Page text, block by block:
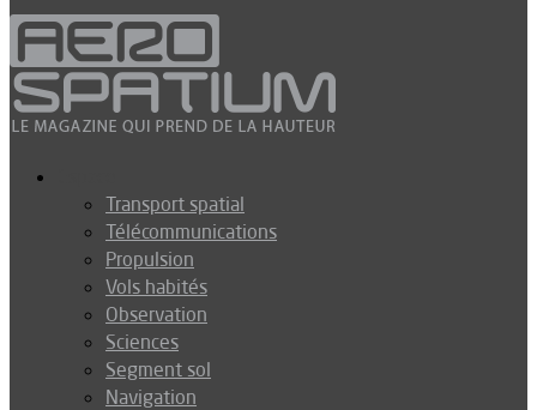
Transport spatial
Télécommunications
Propulsion
Vols habités
Observation
Sciences
Segment sol
Navigation